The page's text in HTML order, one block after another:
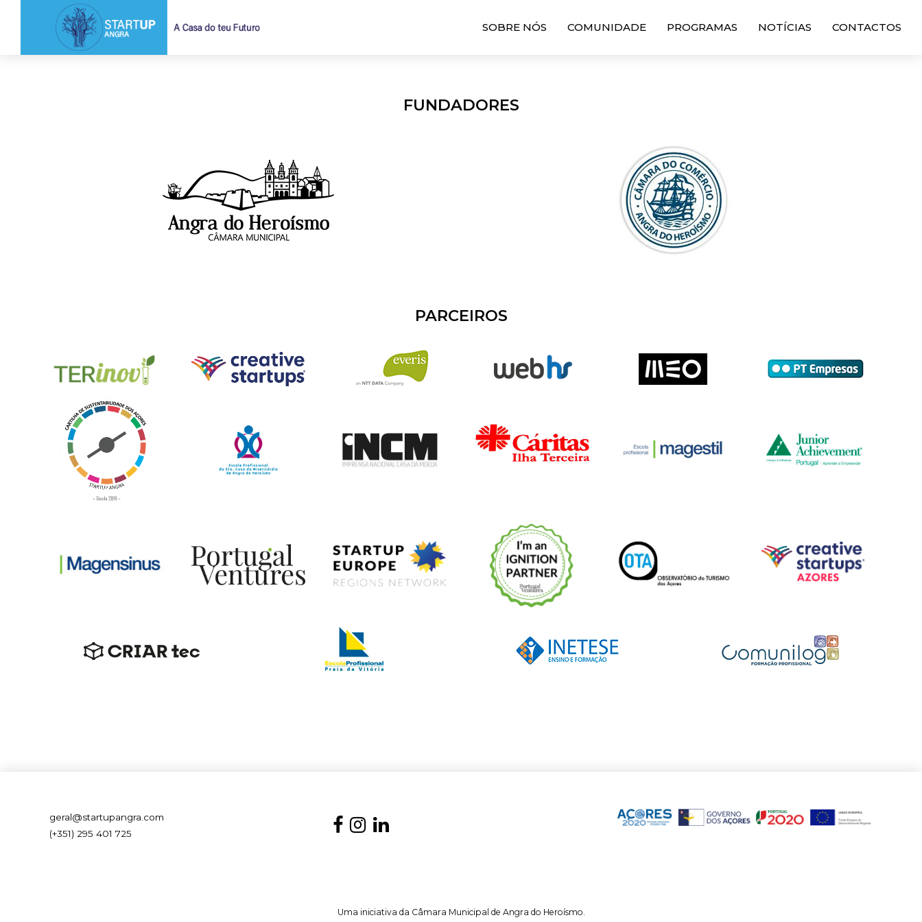
SOBRE NÓS COMUNIDADE PROGRAMAS NOTÍCIAS CONTACTOS
FUNDADORES
PARCEIROS
geral@startupangra.com
(+351) 295 401 725
Uma iniciativa da Câmara Municipal de Angra do Heroísmo.